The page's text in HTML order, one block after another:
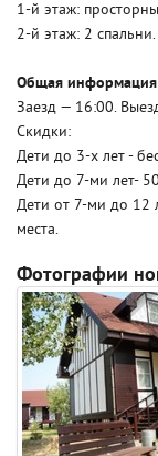
1-й этаж:
2-й этаж: 2 спальни.
Общая
Заезд — 16:00.
Скидки:
Дети до 3-х лет -
Дети до 7-ми лет-
Дети от 7-ми до 12
места.
Фотографии